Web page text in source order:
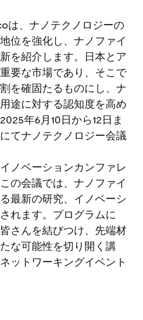
は、ナノテクノロジーの
位を強化し、ナノファイ
を紹介します。日本とア
要な市場であり、そこで
を確固たるものにし、ナ
途に対する認知度を高め
年6月10日から12日ま
てナノテクノロジー会議
ノベーションカンファレ
の会議では、ナノファイ
最新の研究、イノベーシ
れます。プログラムに
さんを結びつけ、先端材
な可能性を切り開く講
ットワーキングイベント